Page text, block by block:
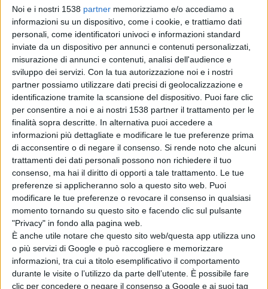
Noi e i nostri 1538 partner memorizziamo e/o accediamo a
informazioni su un dispositivo, come i cookie, e trattiamo dati
personali, come identificatori univoci e informazioni standard
inviate da un dispositivo per annunci e contenuti personalizzati,
misurazione di annunci e contenuti, analisi dell'audience e
sviluppo dei servizi. Con la tua autorizzazione noi e i nostri
partner possiamo utilizzare dati precisi di geolocalizzazione e
identificazione tramite la scansione del dispositivo. Puoi fare clic
per consentire a noi e ai nostri 1538 partner il trattamento per le
finalità sopra descritte. In alternativa puoi accedere a
informazioni più dettagliate e modificare le tue preferenze prima
di acconsentire o di negare il consenso. Si rende noto che alcuni
trattamenti dei dati personali possono non richiedere il tuo
consenso, ma hai il diritto di opporti a tale trattamento. Le tue
preferenze si applicheranno solo a questo sito web. Puoi
modificare le tue preferenze o revocare il consenso in qualsiasi
momento tornando su questo sito e facendo clic sul pulsante
"Privacy" in fondo alla pagina web.
È anche utile notare che questo sito web/questa app utilizza uno
o più servizi di Google e può raccogliere e memorizzare
informazioni, tra cui a titolo esemplificativo il comportamento
durante le visite o l’utilizzo da parte dell’utente. È possibile fare
clic per concedere o negare il consenso a Google e ai suoi tag
Casoli, pensionato trova e consegna ai
Carabinieri un borsello con 14mila euro
ATTUALITÀ